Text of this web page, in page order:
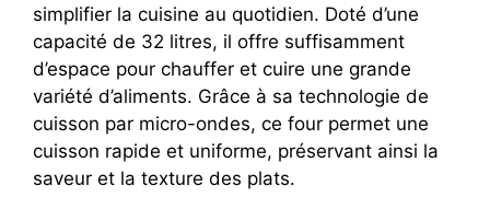
simplifier la cuisine au quotidien. Doté d’une
capacité de 32 litres, il offre suffisamment
d’espace pour chauffer et cuire une grande
variété d’aliments. Grâce à sa technologie de
cuisson par micro-ondes, ce four permet une
cuisson rapide et uniforme, préservant ainsi la
saveur et la texture des plats.